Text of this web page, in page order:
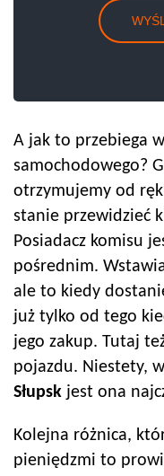
A jak to przebiega
samochodowego?
otrzymujemy od
stanie przewidzieć
Posiadacz komisu
pośrednim.
ale to kiedy
już tylko od tego
jego zakup. Tutaj
pojazdu. Niestety,
Słupsk jest ona
Kolejna różnica,
pieniędzmi to